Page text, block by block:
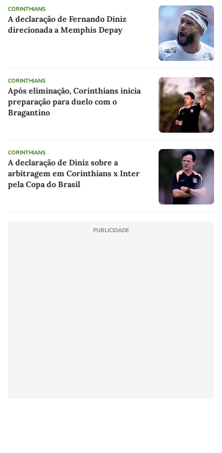
CORINTHIANS
A declaração de Fernando Diniz
direcionada a Memphis Depay
CORINTHIANS
Após eliminação, Corinthians inicia
preparação para duelo com o
Bragantino
CORINTHIANS
A declaração de Diniz sobre a
arbitragem em Corinthians x Inter
pela Copa do Brasil
PUBLICIDADE